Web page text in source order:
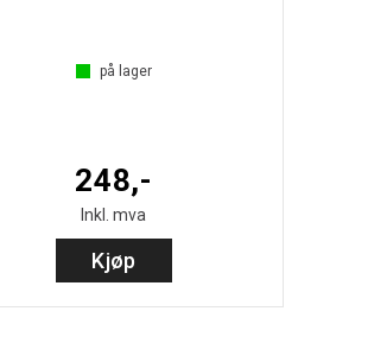
på lager
248,-
Inkl. mva
Kjøp